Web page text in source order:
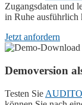
Zugangsdaten und
in Ruhe ausführlich
Jetzt anfordern
Demoversion
Testen Sie